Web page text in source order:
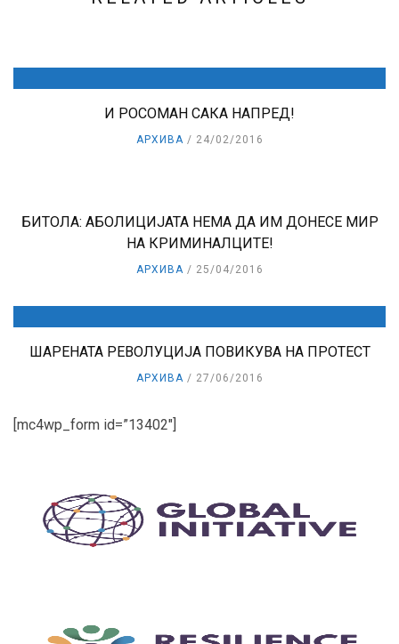
И РОСОМАН САКА НАПРЕД!
АРХИВА 24/02/2016
БИТОЛА: АБОЛИЦИЈАТА НЕМА ДА ИМ ДОНЕСЕ МИР
НА КРИМИНАЛЦИТЕ!
АРХИВА 25/04/2016
ШАРЕНАТА РЕВОЛУЦИЈА ПОВИКУВА НА ПРОТЕСТ
АРХИВА 27/06/2016
[mc4wp_form id=”13402″]